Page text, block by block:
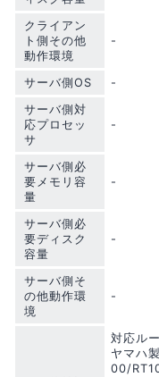
クライアン
ト側その他
動作環境
-
サーバ側OS
-
サーバ側対
応プロセッ
サ
-
サーバ側必
要メモリ容
量
-
サーバ側必
要ディスク
容量
-
サーバ側そ
の他動作環
境
-
対応ル
ヤマハ
00/